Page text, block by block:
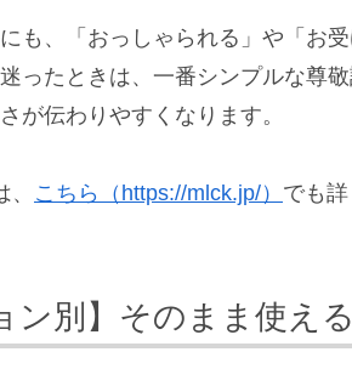
も、「おっしゃられる」や「お
ったときは、一番シンプルな尊
が伝わりやすくなります。
こちら（https://mlck.jp/） でも
ン別】そのまま使え